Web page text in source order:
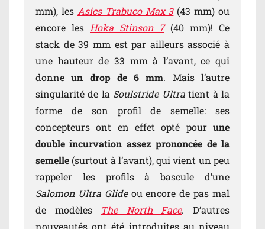
mm), les Asics Trabuco Max 3(43 mm) ou
encore les Hoka Stinson 7(40 mm)! Ce
stack de 39 mm est par ailleurs associé à
une hauteur de 33 mm à l’avant, ce qui
donneun drop de 6 mm. Mais l’autre
singularité de la Soulstride Ultratient à la
forme de son profil de semelle: ses
concepteurs ont en effet opté pour une
double incurvation assez prononcée de la
semelle (surtout à l’avant), qui vient un peu
rappeler les profils à bascule d’une
Salomon Ultra Glideou encore de pas mal
de modèles
The North Face. D’autres
nouveautés ont été introduites au niveau